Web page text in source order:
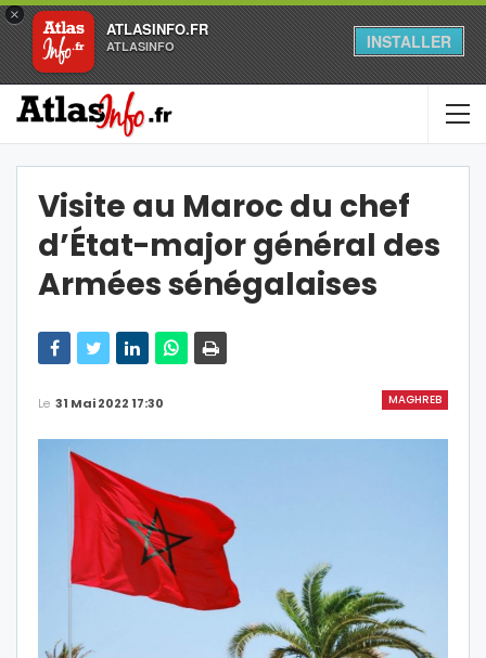
×
ATLASINFO.FR
ATLASINFO INSTALLER
Visite au Maroc du chef
d’État-major général des
Armées sénégalaises
MAGHREB
Le 31 Mai 2022 17:30